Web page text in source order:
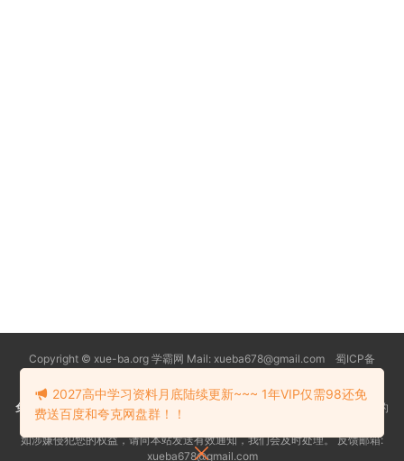
Copyright © xue-ba.org 学霸网 Mail: xueba678@gmail.com 蜀ICP备
常见问题
更新日志 忘记密码本站推荐浏览器：Edge浏览器
免责声明：本站资源均搜索自互联网和网友分享,仅供大家学习交流,不对资料的
真实性和安全性负责！
如涉嫌侵犯您的权益，请向本站发送有效通知，我们会及时处理。 反馈邮箱:
xueba678@gmail.com
2027高中学习资料月底陆续更新~~~ 1年VIP仅需98还免
费送百度和夸克网盘群！！